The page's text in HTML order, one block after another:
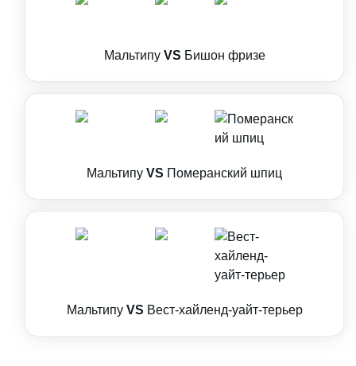
Мальтипу VS Бишон фризе
Мальтипу VS Померанский шпиц
Мальтипу VS Вест-хайленд-уайт-терьер